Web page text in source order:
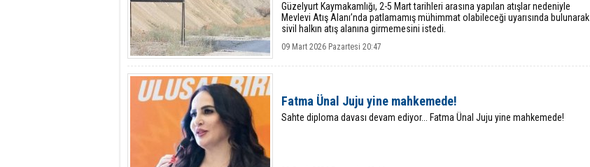
Güzelyurt Kaymakamlığı, 2-5 Mart tarihleri arasına yapılan atışlar nedeniyle
Mevlevi Atış Alanı’nda patlamamış mühimmat olabileceği uyarısında bulunarak
sivil halkın atış alanına girmemesini istedi.
09 Mart 2026 Pazartesi 20:47
Fatma Ünal Juju yine mahkemede!
Sahte diploma davası devam ediyor... Fatma Ünal Juju yine mahkemede!